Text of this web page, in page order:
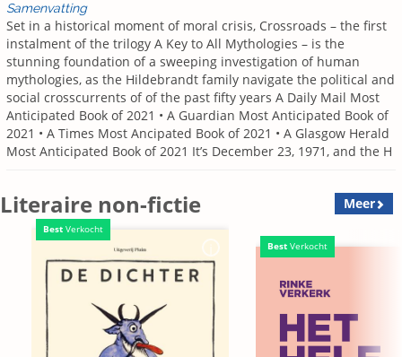
Samenvatting
Set in a historical moment of moral crisis, Crossroads – the first
instalment of the trilogy A Key to All Mythologies – is the
stunning foundation of a sweeping investigation of human
mythologies, as the Hildebrandt family navigate the political and
social crosscurrents of of the past fifty years A Daily Mail Most
Anticipated Book of 2021 • A Guardian Most Anticipated Book of
2021 • A Times Most Ancipated Book of 2021 • A Glasgow Herald
Most Anticipated Book of 2021 It’s December 23, 1971, and the H
Literaire non-fictie Meer
Best Verkocht
Best Verkocht